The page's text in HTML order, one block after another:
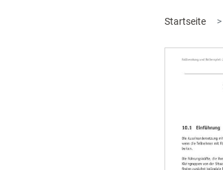
Startseite